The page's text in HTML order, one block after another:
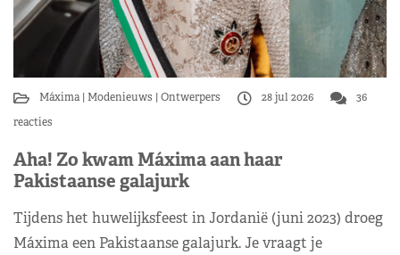
Máxima Modenieuws Ontwerpers 28 jul 2026
36
reacties
Aha! Zo kwam Máxima aan haar
Pakistaanse galajurk
Tijdens het huwelijksfeest in Jordanië (juni 2023) droeg
Máxima een Pakistaanse galajurk. Je vraagt je